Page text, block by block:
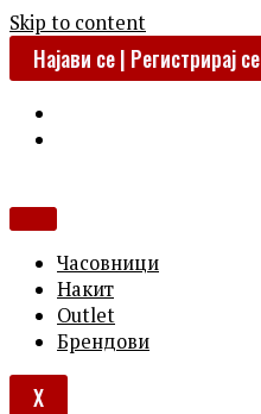
Skip to content
Најави се | Регистрирај се
Часовници
Накит
Outlet
Брендови
X